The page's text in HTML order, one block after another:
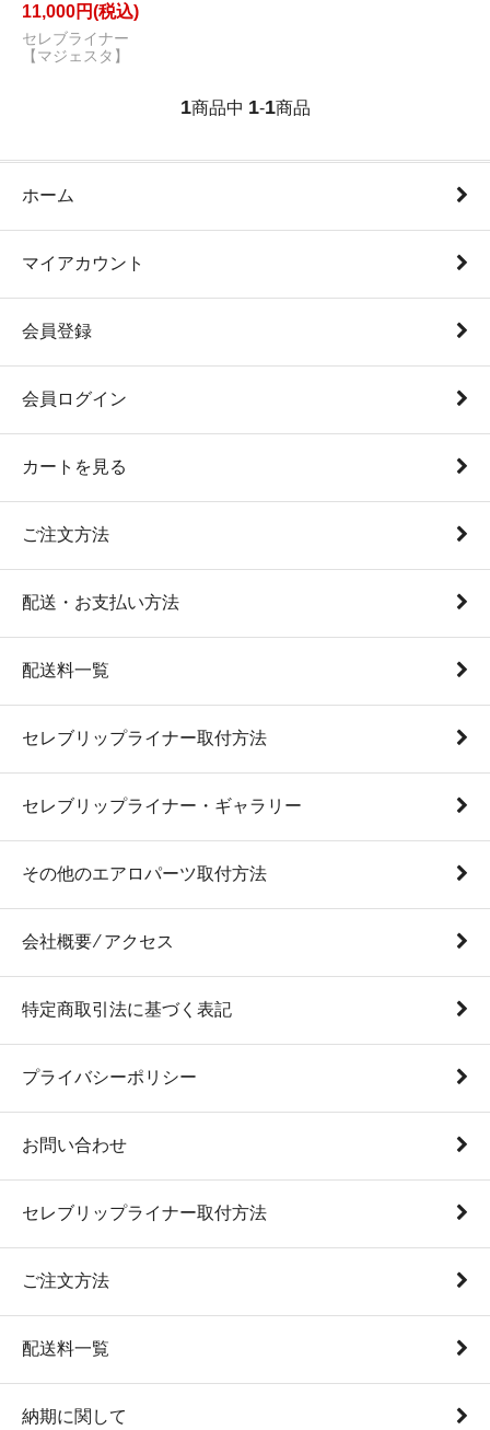
11,000円(税込)
セレブライナー
【マジェスタ】
1商品中 1-1商品
ホーム
マイアカウント
会員登録
会員ログイン
カートを見る
ご注文方法
配送・お支払い方法
配送料一覧
セレブリップライナー取付方法
セレブリップライナー・ギャラリー
その他のエアロパーツ取付方法
会社概要 ⁄ アクセス
特定商取引法に基づく表記
プライバシーポリシー
お問い合わせ
セレブリップライナー取付方法
ご注文方法
配送料一覧
納期に関して